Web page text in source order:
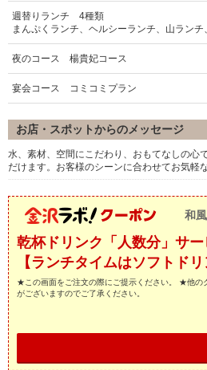
週替りランチ 4種類
まんぷくランチ、ヘルシーランチ、山ランチ
夜のコース 楊貴妃コース
宴会コース コミコミプラン
お店・スポットからのメッセージ
水、素材、空間にこだわり、おもてなしの心
だけます。お客様のシーンに合わせてお気軽
和
乾杯ドリンク「人数分」サ
【ランチタイムはソフトドリ
★この画面をご注文の際にご提示ください。 ★他の
がございますのでご了承ください。